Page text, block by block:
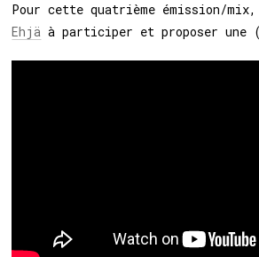
Pour cette quatrième émission/
Ehjä à participer et proposer une